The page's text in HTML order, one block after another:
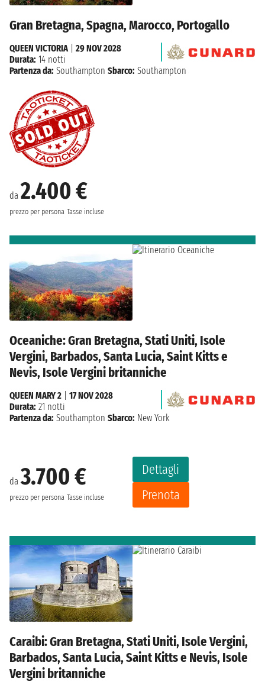
Gran Bretagna, Spagna, Marocco, Portogallo
da 2.400 €
prezzo per persona Tasse incluse
QUEEN VICTORIA
29 NOV 2028
Durata: 14 notti
Partenza da: Southampton Sbarco: Southampton
Oceaniche: Gran Bretagna, Stati Uniti, Isole
Vergini, Barbados, Santa Lucia, Saint Kitts e
Nevis, Isole Vergini britanniche
da3.700 €
prezzo per persona Tasse incluse
Dettagli
Prenota
QUEEN MARY 2
17 NOV 2028
Durata: 21 notti
Partenza da: Southampton Sbarco: New York
Caraibi: Gran Bretagna, Stati Uniti, Isole Vergini,
Barbados, Santa Lucia, Saint Kitts e Nevis, Isole
Vergini britanniche